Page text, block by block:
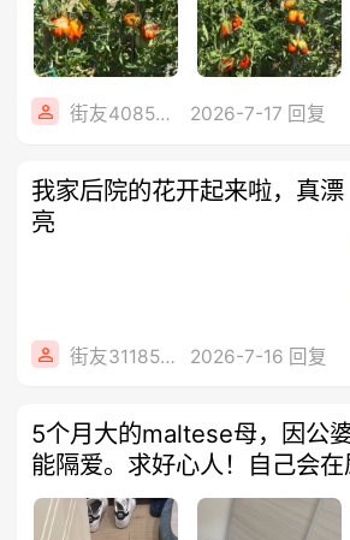
街友40858442 2026-7-17 回复
我家后院的花开起来啦，真漂
亮
街友31185462 2026-7-16 回复
5个月大的maltese母，因公
能隔爱。求好心人！自己会